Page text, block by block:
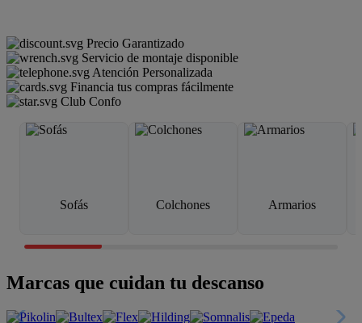
Precio Garantizado
Servicio de montaje disponible
Atención Personalizada
Financia tus compras fácilmente
Club Confo
Sofás Colchones Armarios
Marcas que cuidan tu descanso